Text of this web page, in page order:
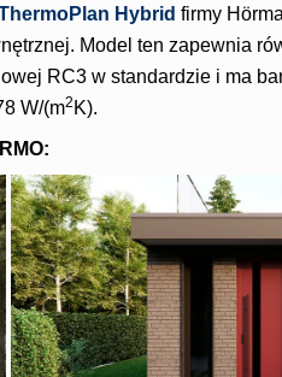
Hybrid firmy
Model ten zapewnia
RC3 w standardzie i ma
W/(m2 K).